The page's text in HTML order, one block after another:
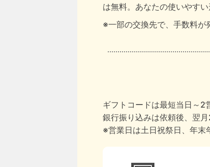
は無料。あなたの使いやすい
※一部の交換先で、手数料が
ギフトコードは最短当日～2
銀行振り込みは依頼後、翌
※営業日は土日祝祭日、年末